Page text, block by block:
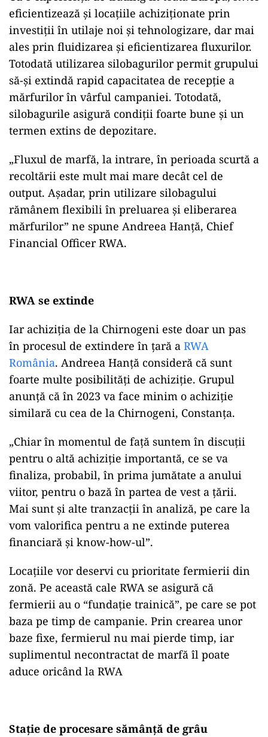
eficientizează și locațiile achiziționate prin
investiții în utilaje noi și tehnologizare, dar mai
ales prin fluidizarea și eficientizarea fluxurilor.
Totodată utilizarea silobagurilor permit grupului
să-și extindă rapid capacitatea de recepție a
mărfurilor în vârful campaniei. Totodată,
silobagurile asigură condiții foarte bune și un
termen extins de depozitare.
„Fluxul de marfă, la intrare, în perioada scurtă a
recoltării este mult mai mare decât cel de
output. Așadar, prin utilizare silobagului
rămânem flexibili în preluarea și eliberarea
mărfurilor” ne spune Andreea Hanță, Chief
Financial Officer RWA.
RWA se extinde
Iar achiziția de la Chirnogeni este doar un pas
în procesul de extindere în țară a RWA
România. Andreea Hanță consideră că sunt
foarte multe posibilități de achiziție. Grupul
anunță că în 2023 va face minim o achiziție
similară cu cea de la Chirnogeni, Constanța.
„Chiar în momentul de față suntem în discuții
pentru o altă achiziție importantă, ce se va
finaliza, probabil, în prima jumătate a anului
viitor, pentru o bază în partea de vest a țării.
Mai sunt și alte tranzacții în analiză, pe care la
vom valorifica pentru a ne extinde puterea
financiară și know-how-ul”.
Locațiile vor deservi cu prioritate fermierii din
zonă. Pe această cale RWA se asigură că
fermierii au o “fundație trainică”, pe care se pot
baza pe timp de campanie. Prin crearea unor
baze fixe, fermierul nu mai pierde timp, iar
suplimentul necontractat de marfă îl poate
aduce oricând la RWA
Stație de procesare sămânță de grâu